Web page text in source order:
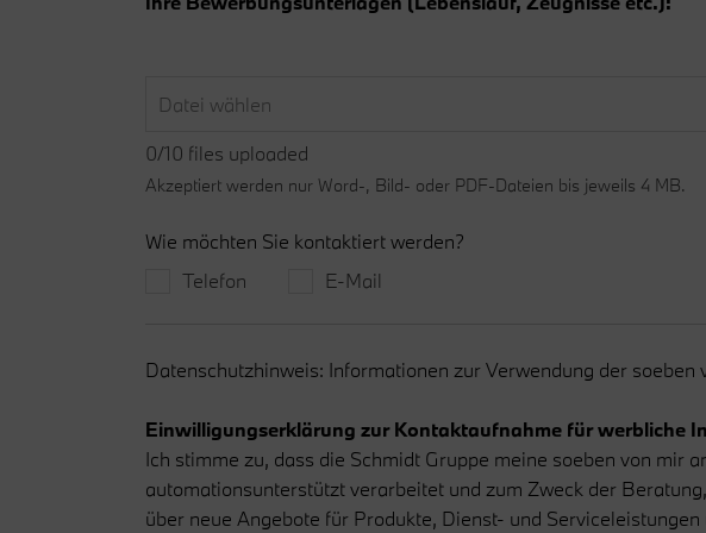
Datei wählen
0/10 files uploaded
Akzeptiert werden nur Word-, Bild- oder PDF-Dateien bis jeweils 4 MB.
Wie möchten Sie kontaktiert werden?
Telefon
E-Mail
Datenschutzhinweis: Informationen zur Verwendung der soeben
Einwilligungserklärung zur Kontaktaufnahme für werbliche
Ich stimme zu, dass die Schmidt Gruppe meine soeben von mir
automationsunterstützt verarbeitet und zum Zweck der
über neue Angebote für Produkte, Dienst- und